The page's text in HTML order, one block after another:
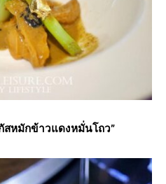
สหมักข้าวแดงหมั่นโถว”